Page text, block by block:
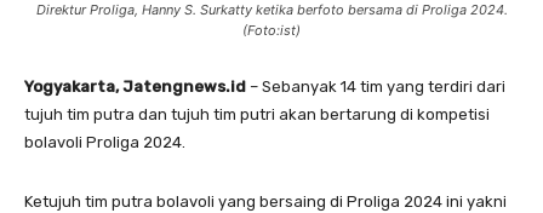
Direktur Proliga, Hanny S. Surkatty ketika berfoto bersama di Proliga 2024.
(Foto:ist)
Yogyakarta, Jatengnews.id – Sebanyak 14 tim yang terdiri dari
tujuh tim putra dan tujuh tim putri akan bertarung di kompetisi
bolavoli Proliga 2024.
Ketujuh tim putra bolavoli yang bersaing di Proliga 2024 ini yakni